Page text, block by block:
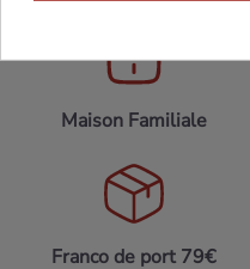
Maison Familiale
Franco de port 79€